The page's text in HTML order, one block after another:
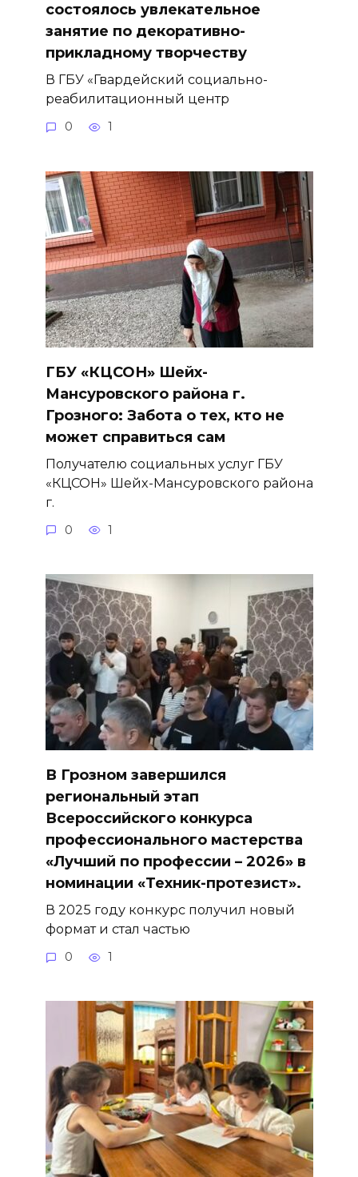
состоялось увлекательное
занятие по декоративно-
прикладному творчеству
В ГБУ «Гвардейский социально-
реабилитационный центр
0 1
ГБУ «КЦСОН» Шейх-
Мансуровского района г.
Грозного: Забота о тех, кто не
может справиться сам
Получателю социальных услуг ГБУ
«КЦСОН» Шейх-Мансуровского района
г.
0 1
В Грозном завершился
региональный этап
Всероссийского конкурса
профессионального мастерства
«Лучший по профессии – 2026» в
номинации «Техник-протезист».
В 2025 году конкурс получил новый
формат и стал частью
0 1